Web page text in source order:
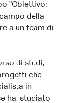
"Obiettivo:
della
a un team di
di studi,
che
in
hai studiato